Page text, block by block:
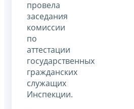
провела
заседания
комиссии
по
аттестации
государственных
гражданских
служащих
Инспекции.